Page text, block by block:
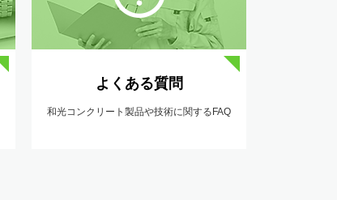
よくある質問
和光コンクリート製品や技術に関するFAQ